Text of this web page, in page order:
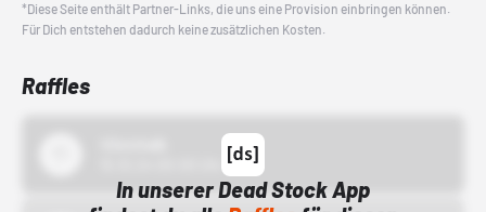
*Diese Seite enthält Partner-Links, die uns eine Provision einbringen können.
Für Dich entstehen dadurch keine zusätzlichen Kosten.
Raffles
In unserer Dead Stock App